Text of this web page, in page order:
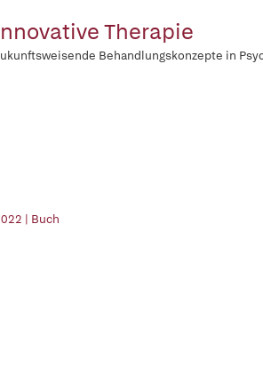
Therapie
Behandlungskonzepte in
| Buch